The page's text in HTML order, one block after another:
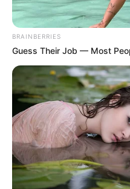
BRAINBERRIES
Guess Their Job — Most